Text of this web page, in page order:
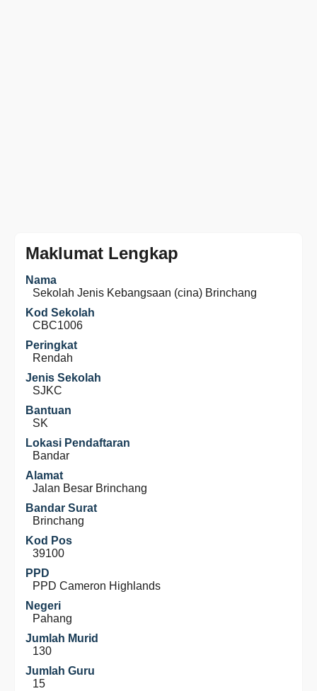
Maklumat Lengkap
Nama
Sekolah Jenis Kebangsaan (cina) Brinchang
Kod Sekolah
CBC1006
Peringkat
Rendah
Jenis Sekolah
SJKC
Bantuan
SK
Lokasi Pendaftaran
Bandar
Alamat
Jalan Besar Brinchang
Bandar Surat
Brinchang
Kod Pos
39100
PPD
PPD Cameron Highlands
Negeri
Pahang
Jumlah Murid
130
Jumlah Guru
15